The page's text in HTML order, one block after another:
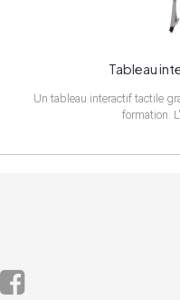
Tableau
Un tableau interactif tactile
formation.